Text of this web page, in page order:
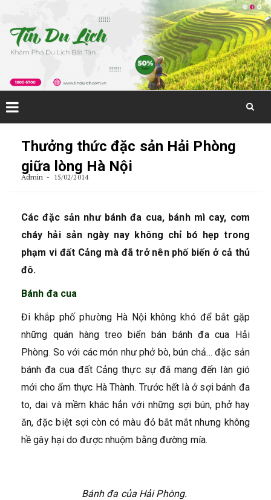
Thưởng thức đặc sản Hải Phòng
giữa lòng Hà Nội
Admin 15/02/2014
Các đặc sản như bánh đa cua, bánh mì cay, cơm
cháy hải sản ngày nay không chỉ bó hẹp trong
phạm vi đất Cảng mà đã trở nên phố biến ở cả thủ
đô.
Bánh đa cua
Đi khắp phố phường Hà Nội không khó để bắt gặp
những quán hàng treo biển bán bánh đa cua Hải
Phòng. So với các món như phở bò, bún chả… đặc sản
bánh đa cua đất Cảng thực sự đã mang đến làn gió
mới cho ẩm thực Hà Thành. Trước hết là ở sợi bánh đa
to, dai và mềm khác hẳn với những sợi bún, phở hay
ăn, đặc biệt sợi còn có màu đỏ bắt mắt nhưng không
hề gây hại do được nhuộm bằng đường mía.
Bánh đa của Hải Phòng.